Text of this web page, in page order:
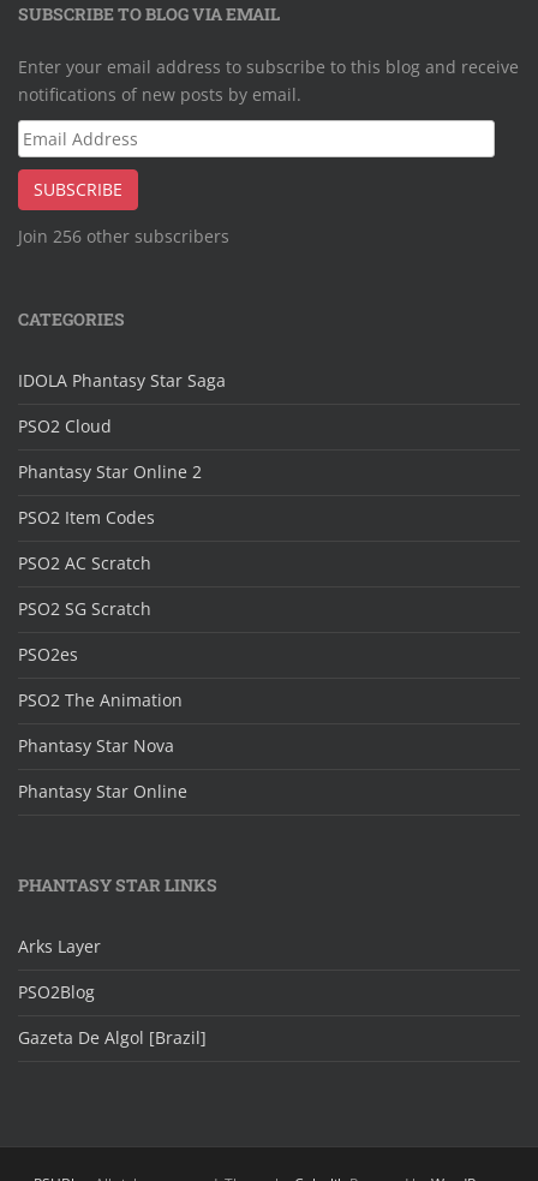
SUBSCRIBE TO BLOG VIA EMAIL
Enter your email address to subscribe to this blog and receive
notifications of new posts by email.
Email
Address
SUBSCRIBE
Join 256 other subscribers
CATEGORIES
IDOLA Phantasy Star Saga
PSO2 Cloud
Phantasy Star Online 2
PSO2 Item Codes
PSO2 AC Scratch
PSO2 SG Scratch
PSO2es
PSO2 The Animation
Phantasy Star Nova
Phantasy Star Online
PHANTASY STAR LINKS
Arks Layer
PSO2Blog
Gazeta De Algol [Brazil]